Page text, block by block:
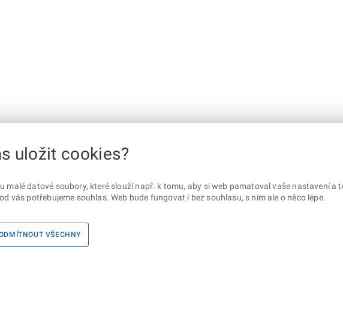
uložit cookies?
malé datové soubory, které slouží např. k tomu, aby si web pamatoval vaše nastavení a
vás potřebujeme souhlas. Web bude fungovat i bez souhlasu, s ním ale o něco lépe.
VŠECHNY